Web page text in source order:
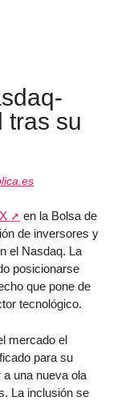
tras su
en la Bolsa de
de inversores y
el Nasdaq. La
posicionarse
que pone de
tecnológico.
mercado el
para su
una nueva ola
La inclusión se